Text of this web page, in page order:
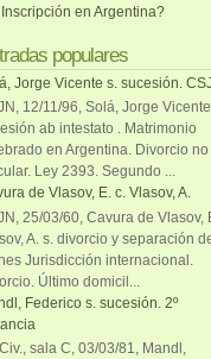
Inscripción en Argentina?
populares
Jorge Vicente s. sucesión.
12/11/96, Solá, Jorge
ab intestato . Matrimonio
en Argentina. Divorcio no
Ley 2393. Segundo ...
de Vlasov, E. c. Vlasov, A.
25/03/60, Cavura de Vlasov,
A. s. divorcio y separación
Jurisdicción internacional.
Último domicil...
Federico s. sucesión. 2º
sala C, 03/03/81, Mandl,